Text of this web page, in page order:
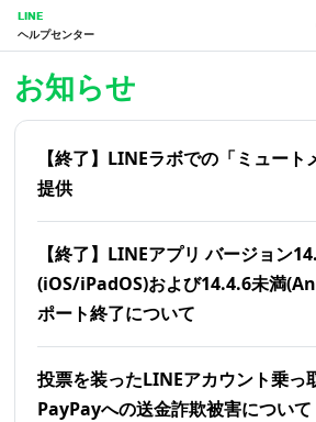
LINE
ヘルプセンター
お知らせ
【終了】LINEラボでの「ミュート
提供
【終了】LINEアプリ バージョン
(iOS/iPadOS)および14.4.6未満
ポート終了について
投票を装ったLINEアカウント乗っ
PayPayへの送金詐欺被害について